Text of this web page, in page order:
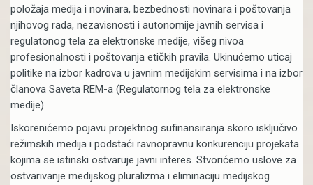
položaja medija i novinara, bezbednosti novinara i poštovanja
njihovog rada, nezavisnosti i autonomije javnih servisa i
regulatonog tela za elektronske medije, višeg nivoa
profesionalnosti i poštovanja etičkih pravila. Ukinućemo uticaj
politike na izbor kadrova u javnim medijskim servisima i na izbor
članova Saveta REM-a (Regulatornog tela za elektronske
medije).
Iskorenićemo pojavu projektnog sufinansiranja skoro isključivo
režimskih medija i podstaći ravnopravnu konkurenciju projekata
kojima se istinski ostvaruje javni interes. Stvorićemo uslove za
ostvarivanje medijskog pluralizma i eliminaciju medijskog